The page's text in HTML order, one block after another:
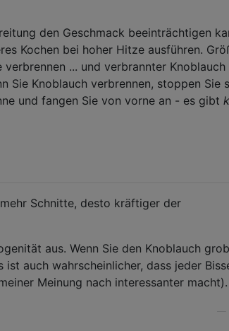
den Geschmack beeinträchtigen
Kochen bei hoher Hitze ausführen.
... und verbrannter Knoblauch
Sie Knoblauch verbrennen, stoppen Sie
und fangen Sie von vorne an - es gibt
Schnitte, desto kräftiger der
aus. Wenn Sie den Knoblauch grob
ist auch wahrscheinlicher, dass jeder
Meinung nach interessanter macht).